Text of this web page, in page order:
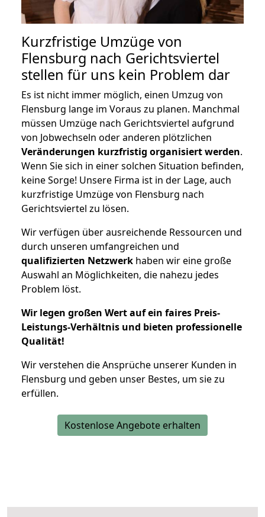
Kurzfristige Umzüge von
Flensburg nach Gerichtsviertel
stellen für uns kein Problem dar
Es ist nicht immer möglich, einen Umzug von
Flensburg lange im Voraus zu planen. Manchmal
müssen Umzüge nach Gerichtsviertel aufgrund
von Jobwechseln oder anderen plötzlichen
Veränderungen kurzfristig organisiert werden.
Wenn Sie sich in einer solchen Situation befinden,
keine Sorge! Unsere Firma ist in der Lage, auch
kurzfristige Umzüge von Flensburg nach
Gerichtsviertel zu lösen.
Wir verfügen über ausreichende Ressourcen und
durch unseren umfangreichen und
qualifizierten Netzwerk haben wir eine große
Auswahl an Möglichkeiten, die nahezu jedes
Problem löst.
Wir legen großen Wert auf ein faires Preis-
Leistungs-Verhältnis und bieten professionelle
Qualität!
Wir verstehen die Ansprüche unserer Kunden in
Flensburg und geben unser Bestes, um sie zu
erfüllen.
Kostenlose Angebote erhalten